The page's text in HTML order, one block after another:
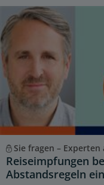
Sie fragen –
Reiseimpfungen
Abstandsregeln